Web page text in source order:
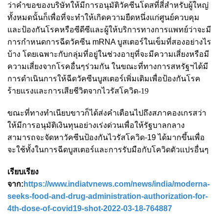
ว่าคำขอของบริษัทให้มีการอนุมัติวัคซีนโดสที่สี่สำหรับผู้ใหญ่
ทั้งหมดนั้นก็เพื่อที่จะทำให้เกิดความยืดหนึ่งแก่ศูนย์ควบคุม
และป้องกันโรคหรือซีดีซีและผู้ให้บริการทางการแพทย์ว่าจะมี
การกำหนดการฉีดวัคซีน mRNAบูสเตอร์ในเข็มที่สองอย่างไร
บ้าง โดยเฉพาะกับกลุ่มที่อยู่ในช่วงอายุที่จะมีความเสี่ยงหรือมี
ความเสี่ยงจากโรคอื่นๆร่วมกัน ในขณะที่ทางการสหรัฐฯได้มี
การดำเนินการให้ฉีดวัคซีนบูสเตอร์เพิ่มเติมเพื่อป้องกันโรค
ร้ายแรงและการเสียชีวิตจากไวรัสโควิด-19
ขณะที่ทางทำเนียบขาวก็ได้ส่งคำเตือนไปถึงสภาคองเกรสว่า
ให้มีการอนุมัติเงินทุนอย่างเร่งด่วนเพื่อให้รัฐบาลกลาง
สามารถจะจัดหาวัคซีนป้องกันไวรัสโควิด-19 ได้มากขึ้นเพื่อ
จะใช้ทั้งในการฉีดบูสเตอร์และการรับมือกับโควิดตัวแปรอื่นๆ
เรียบเรียง
จาก: https://www.indiatvnews.com/news/india/moderna-
seeks-food-and-drug-administration-authorization-for-
4th-dose-of-covid19-shot-2022-03-18-764887